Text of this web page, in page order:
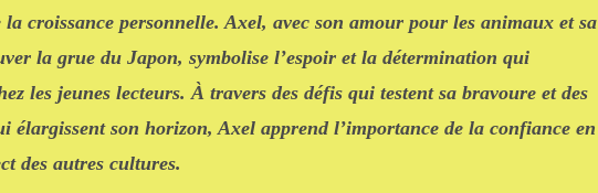
croissance personnelle. Axel, avec son amour pour les animaux et sa
la grue du Japon, symbolise l’espoir et la détermination qui
les jeunes lecteurs. À travers des défis qui testent sa bravoure et des
élargissent son horizon, Axel apprend l’importance de la confiance en
des autres cultures.